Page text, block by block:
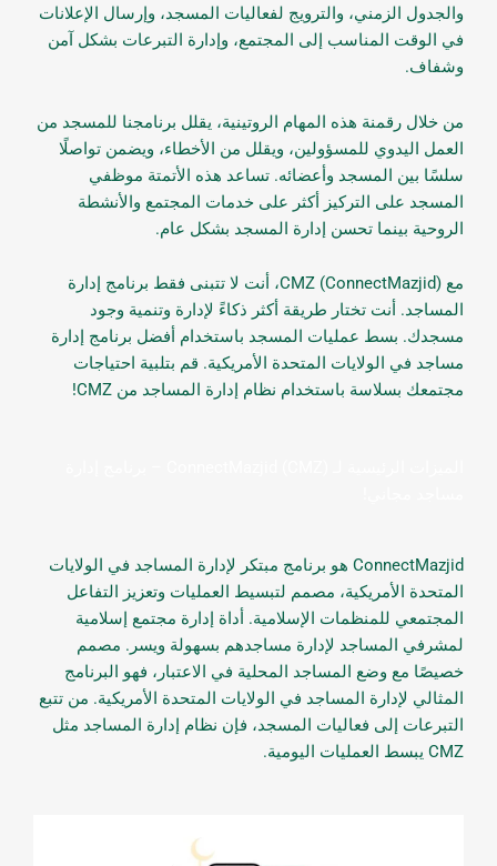
والجدول الزمني، والترويج لفعاليات المسجد، وإرسال الإعلانات
في الوقت المناسب إلى المجتمع، وإدارة التبرعات بشكل آمن
وشفاف.
من خلال رقمنة هذه المهام الروتينية، يقلل برنامجنا للمسجد من
العمل اليدوي للمسؤولين، ويقلل من الأخطاء، ويضمن تواصلًا
سلسًا بين المسجد وأعضائه. تساعد هذه الأتمتة موظفي
المسجد على التركيز أكثر على خدمات المجتمع والأنشطة
الروحية بينما تحسن إدارة المسجد بشكل عام.
مع CMZ (ConnectMazjid)، أنت لا تتبنى فقط برنامج إدارة
المساجد. أنت تختار طريقة أكثر ذكاءً لإدارة وتنمية وجود
مسجدك. بسط عمليات المسجد باستخدام أفضل برنامج إدارة
مساجد في الولايات المتحدة الأمريكية. قم بتلبية احتياجات
مجتمعك بسلاسة باستخدام نظام إدارة المساجد من CMZ!
ConnectMazjid هو برنامج مبتكر لإدارة المساجد في الولايات
المتحدة الأمريكية، مصمم لتبسيط العمليات وتعزيز التفاعل
المجتمعي للمنظمات الإسلامية. أداة إدارة مجتمع إسلامية
لمشرفي المساجد لإدارة مساجدهم بسهولة ويسر. مصمم
خصيصًا مع وضع المساجد المحلية في الاعتبار، فهو البرنامج
المثالي لإدارة المساجد في الولايات المتحدة الأمريكية. من تتبع
التبرعات إلى فعاليات المسجد، فإن نظام إدارة المساجد مثل
CMZ يبسط العمليات اليومية.